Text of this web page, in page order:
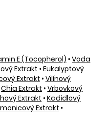
E (tocopherol) • Voda
Extrakt • Eukalyptový
Extrakt • Vilínový
Chia Extrakt • Vrbovkový
Extrakt • Kadidlový
Extrakt •